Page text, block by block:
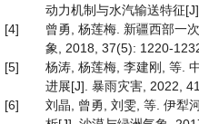
动力机制与水汽输送特征
[4]
曾勇, 杨莲梅. 新疆西部一
象, 2018, 37(5): 1220-
[5]
杨涛, 杨莲梅, 李建刚, 等.
进展[J]. 暴雨灾害, 2022,
[6]
刘晶, 曾勇, 刘雯, 等. 伊犁